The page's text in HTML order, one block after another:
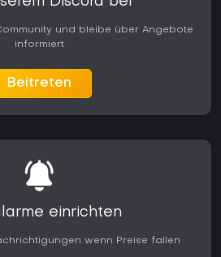
und bleibe über Angebote
informiert
Beitreten
einrichten
wenn Preise fallen